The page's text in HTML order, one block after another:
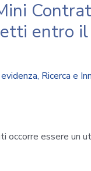
entro
, Ricerca e
occorre essere un